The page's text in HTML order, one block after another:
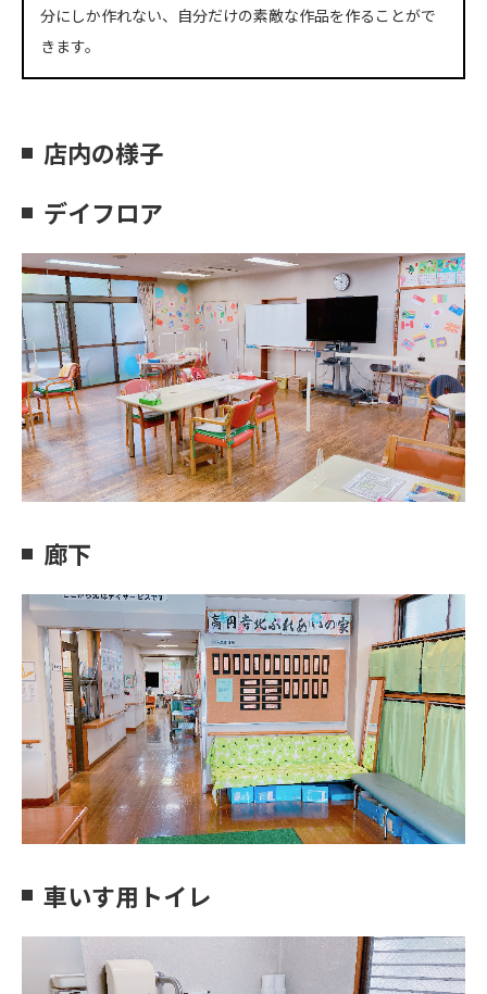
分にしか作れない、自分だけの素敵な作品を作ることがで
きます。
店内の様子
デイフロア
廊下
車いす用トイレ